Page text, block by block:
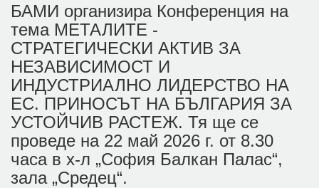
БАМИ организира Конференция на
тема МЕТАЛИТЕ -
СТРАТЕГИЧЕСКИ АКТИВ ЗА
НЕЗАВИСИМОСТ И
ИНДУСТРИАЛНО ЛИДЕРСТВО НА
ЕС. ПРИНОСЪТ НА БЪЛГАРИЯ ЗА
УСТОЙЧИВ РАСТЕЖ. Тя ще се
проведе на 22 май 2026 г. от 8.30
часа в х-л „София Балкан Палас“,
зала „Средец“.